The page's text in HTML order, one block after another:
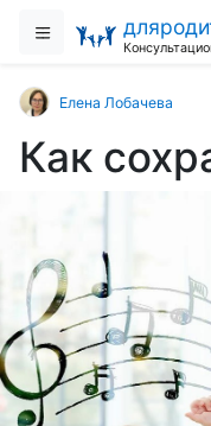
Елена Лобачева
Как